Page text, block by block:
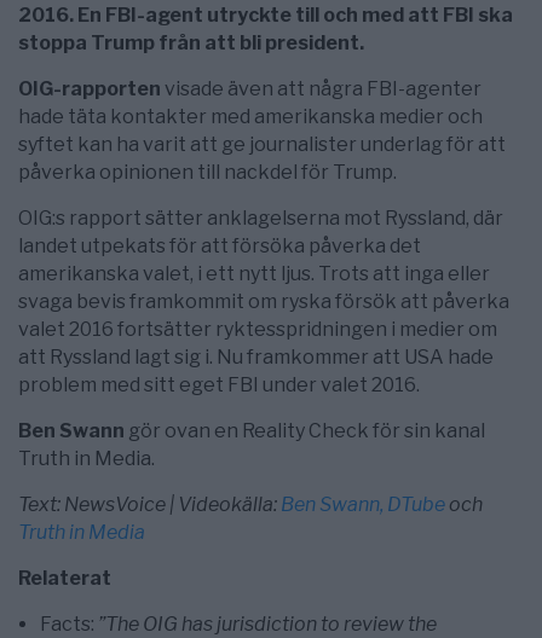
2016. En FBI-agent utryckte till och med att FBI ska
stoppa Trump från att bli president.
OIG-rapporten visade även att några FBI-agenter
hade täta kontakter med amerikanska medier och
syftet kan ha varit att ge journalister underlag för att
påverka opinionen till nackdel för Trump.
OIG:s rapport sätter anklagelserna mot Ryssland, där
landet utpekats för att försöka påverka det
amerikanska valet, i ett nytt ljus. Trots att inga eller
svaga bevis framkommit om ryska försök att påverka
valet 2016 fortsätter ryktesspridningen i medier om
att Ryssland lagt sig i. Nu framkommer att USA hade
problem med sitt eget FBI under valet 2016.
Ben Swann gör ovan en Reality Check för sin kanal
Truth in Media.
Text: NewsVoice | Videokälla: Ben Swann, DTube och
Truth in Media
Relaterat
Facts: ”The OIG has jurisdiction to review the